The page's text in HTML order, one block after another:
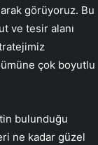
görüyoruz. Bu
ve tesir alanı
çok boyutlu
bulunduğu
ne kadar güzel